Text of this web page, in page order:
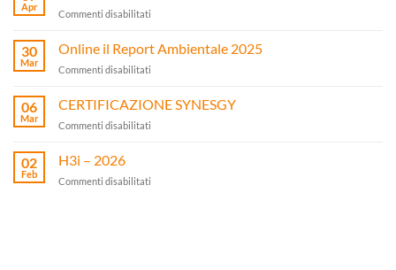
Fisso!
Apr
Commenti disabilitati
nostro
citrico!
30
Mar
Online il Report Ambientale 2025
Commenti disabilitati
il
06
Mar
CERTIFICAZIONE SYNESGY
Commenti disabilitati
02
Feb
H3i – 2026
Commenti disabilitati